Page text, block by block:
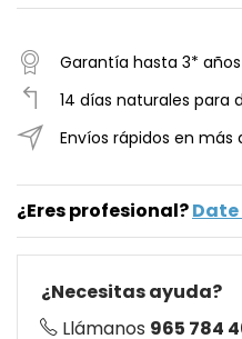
Garantía hasta 3* años
14 días naturales para
Envíos rápidos en más
¿Eres profesional?
¿Necesitas ayuda?
Llámanos 965 784